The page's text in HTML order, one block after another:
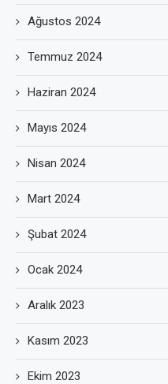
Ağustos 2024
Temmuz 2024
Haziran 2024
Mayıs 2024
Nisan 2024
Mart 2024
Şubat 2024
Ocak 2024
Aralık 2023
Kasım 2023
Ekim 2023